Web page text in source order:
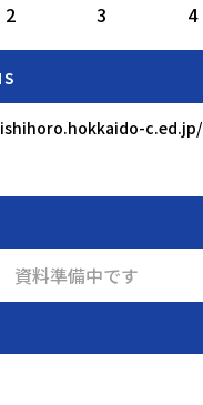
2 3 4
c.ed.jp/
資料準備中です